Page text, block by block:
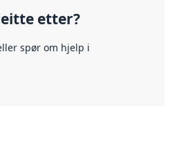
etter?
spør om hjelp i